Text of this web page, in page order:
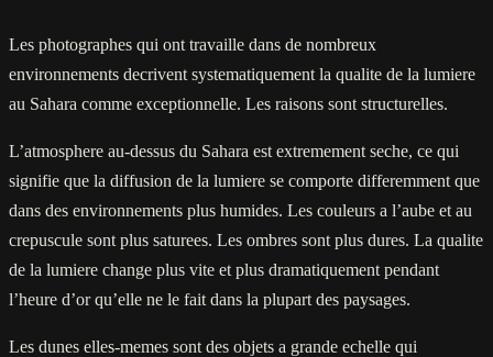
Les photographes qui ont travaille dans de nombreux
environnements decrivent systematiquement la qualite de la lumiere
au Sahara comme exceptionnelle. Les raisons sont structurelles.
L’atmosphere au-dessus du Sahara est extremement seche, ce qui
signifie que la diffusion de la lumiere se comporte differemment que
dans des environnements plus humides. Les couleurs a l’aube et au
crepuscule sont plus saturees. Les ombres sont plus dures. La qualite
de la lumiere change plus vite et plus dramatiquement pendant
l’heure d’or qu’elle ne le fait dans la plupart des paysages.
Les dunes elles-memes sont des objets a grande echelle qui